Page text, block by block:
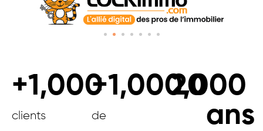
clients
+1,000
de
+1,000,000
20
ans